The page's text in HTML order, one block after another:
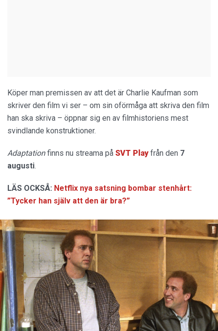
Köper man premissen av att det är Charlie Kaufman som
skriver den film vi ser – om sin oförmåga att skriva den film
han ska skriva – öppnar sig en av filmhistoriens mest
svindlande konstruktioner.
Adaptationfinns nu streama på SVT Playfrån den 7
augusti.
LÄS OCKSÅ: Netflix nya satsning bombar stenhårt:
”Tycker han själv att den är bra?”